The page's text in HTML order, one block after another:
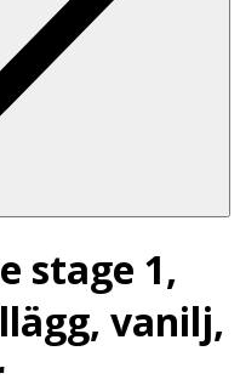
stage 1,
vanilj,